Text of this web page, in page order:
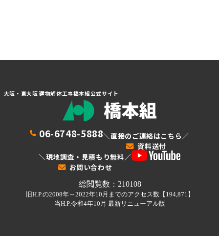
大阪・東大阪 建物解体工事橋本組公式サイト
06-6748-5888＼直接のご連絡はこちら／
資料送付
＼現地調査・見積もり無料／
お問い合わせ